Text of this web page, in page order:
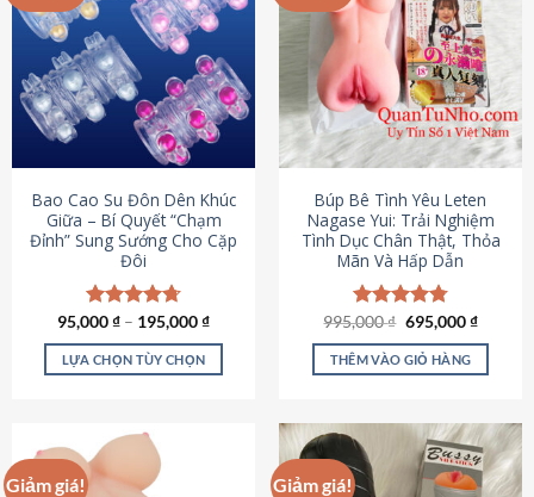
Bao Cao Su Đôn Dên Khúc
Giữa – Bí Quyết “Chạm
Đỉnh” Sung Sướng Cho Cặp
Đôi
Được xếp
hạng4.70
5 sao
95,000₫ – 195,000₫
LỰA CHỌN TÙY CHỌN
này
nhiều
Búp Bê Tình Yêu Leten
Nagase Yui: Trải Nghiệm
Tình Dục Chân Thật, Thỏa
Mãn Và Hấp Dẫn
Được xếp
hạng4.80
5 sao
995,000₫ Giá
là:
995,000 ₫.
695,000₫Giá
tại
THÊM VÀO GIỎ HÀNG
Giảm giá! Giảm giá!